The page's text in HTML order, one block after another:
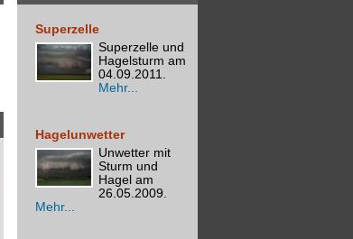
Superzelle
Superzelle und
Hagelsturm am
04.09.2011.
Mehr...
Hagelunwetter
Unwetter mit
Sturm und
Hagel am
26.05.2009.
Mehr...